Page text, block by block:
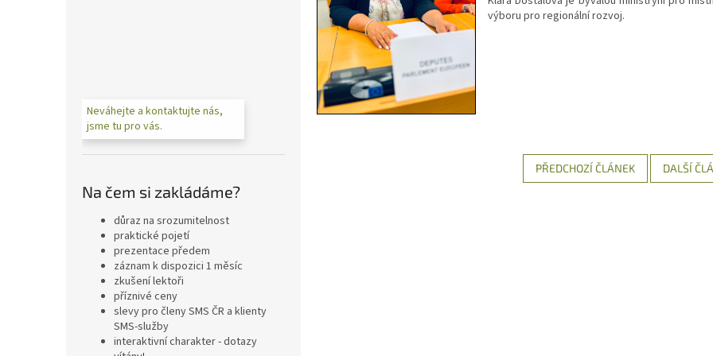
Neváhejte a kontaktujte nás,
jsme tu pro vás.
Na čem si zakládáme?
důraz na srozumitelnost
praktické pojetí
prezentace předem
záznam k dispozici 1 měsíc
zkušení lektoři
příznivé ceny
slevy pro členy SMS ČR a klienty
SMS-služby
interaktivní charakter - dotazy
výboru pro regionální rozvoj.
PŘEDCHOZÍ ČLÁNEK DALŠÍ